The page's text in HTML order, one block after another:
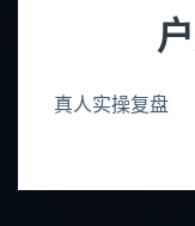
真人实操复盘